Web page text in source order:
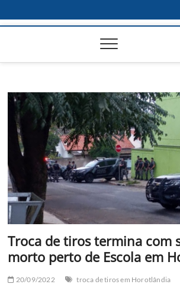
Troca de tiros termina com
morto perto de Escola em
20/09/2022 troca de tiros em Horotlândia